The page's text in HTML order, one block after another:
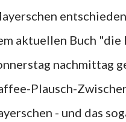
aktuellen Buch
Plausch-
- und das